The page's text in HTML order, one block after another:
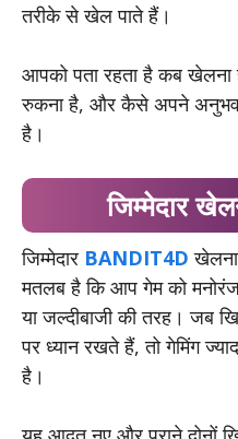
तरीके से खेल पाते हैं।
आपको पता रहता है कब
रुकना है, और कैसे अपने
है।
जिम्मेदार
जिम्मेदार BANDIT4D
मतलब है कि आप गेम को
या जल्दीबाजी की तरह। जब
पर ध्यान रखते हैं, तो गेमिंग
है।